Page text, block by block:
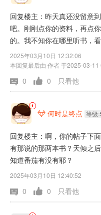
回复楼主：昨天真还没留意
吧。刚刚点你的资料，再点
的。我不知你在哪里听书，
不知道你听说看书那里有没
直接搜索复苏应该就会有很
怖类的复苏，至于灵气复苏
本书好像有的主播会有别的
还是pass吧。倒是现在我有
后神秘复苏恐怖题材。不过
是神秘复苏连着的。就是他
也没有绑头说主播是谁。作
那网站我也不怎么会看。要
以先搜一搜你听书的那个软
本书，算是推荐吧，感觉不
苏题材的。有点不符合你上
本书还在连载中，应该是一
2025年03月10日 12:32:06
本回复最后由 作者 于2025-03-11
0 0 只看他
 何时是终点 等级
回复楼主：啊，你的帖子下
有那说的那两本书？天倾之
知道番茄有没有耶？
2025年03月10日 12:40:52
0 0 只看他